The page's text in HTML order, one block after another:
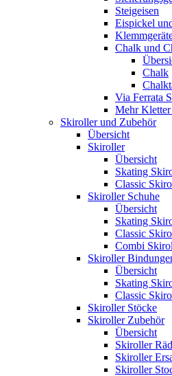
Steigeisen
Eispickel
Chalk und
Chalk
Via Ferrata
Mehr
Skiroller und Zubehör
Übersicht
Skiroller
Übersicht
Skating
Classic
Skiroller Schuhe
Übersicht
Skating
Classic
Combi
Skiroller
Übersicht
Skating
Classic
Skiroller Stöcke
Skiroller Zubehör
Übersicht
Skiroller
Skiroller
Skiroller